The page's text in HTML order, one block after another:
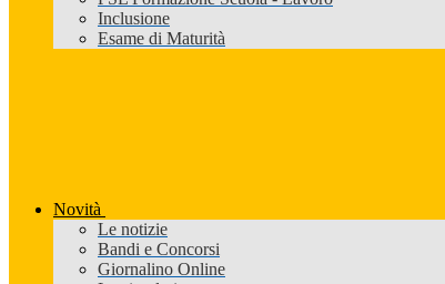
Inclusione
Esame di Maturità
Novità
Le notizie
Bandi e Concorsi
Giornalino Online